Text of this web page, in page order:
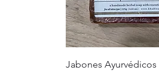
Jabones Ayurvédicos